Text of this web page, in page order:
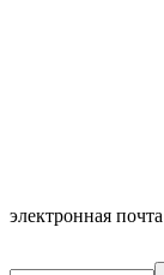
электронная почта